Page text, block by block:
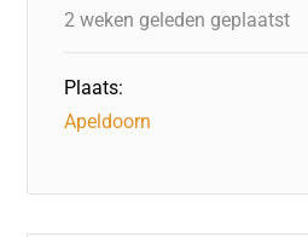
2 weken geleden geplaatst
Plaats:
Apeldoorn